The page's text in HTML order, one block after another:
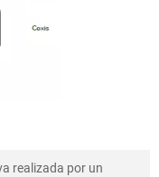
realizada por un